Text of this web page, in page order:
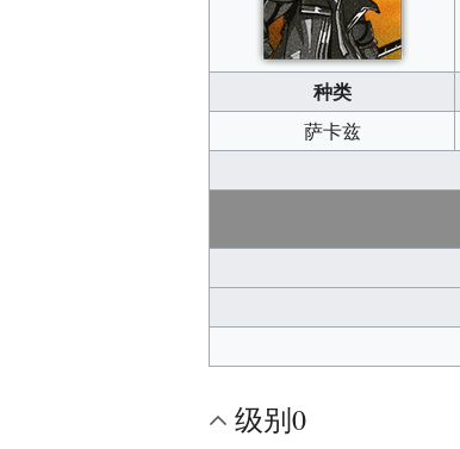
种类
萨卡兹
级别0